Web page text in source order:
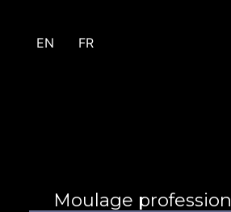
EN FR
moulage